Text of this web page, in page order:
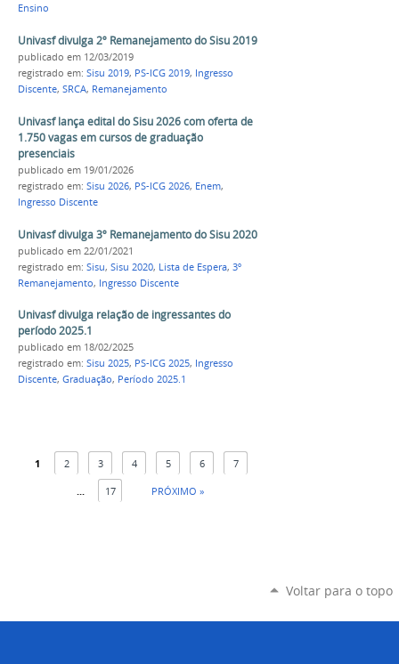
Ensino
Univasf divulga 2º Remanejamento do Sisu 2019
publicado em 12/03/2019
registrado em: Sisu 2019, PS-ICG 2019, Ingresso
Discente, SRCA, Remanejamento
Univasf lança edital do Sisu 2026 com oferta de
1.750 vagas em cursos de graduação
presenciais
publicado em 19/01/2026
registrado em: Sisu 2026, PS-ICG 2026, Enem,
Ingresso Discente
Univasf divulga 3º Remanejamento do Sisu 2020
publicado em 22/01/2021
registrado em: Sisu, Sisu 2020, Lista de Espera, 3º
Remanejamento, Ingresso Discente
Univasf divulga relação de ingressantes do
período 2025.1
publicado em 18/02/2025
registrado em: Sisu 2025, PS-ICG 2025, Ingresso
Discente, Graduação, Período 2025.1
1 2 3 4 5 6 7
... 17 PRÓXIMO »
Voltar para o topo